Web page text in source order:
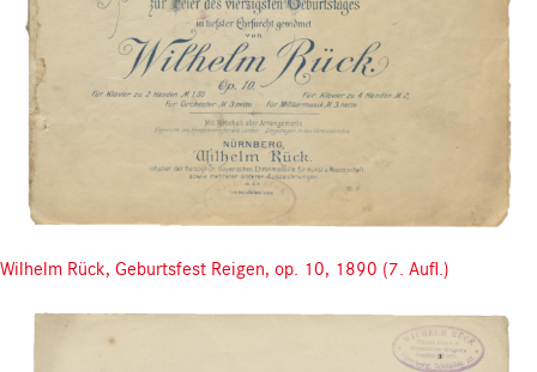
Wilhelm Rück, Geburtsfest Reigen, op. 10, 1890 (7. Aufl.)